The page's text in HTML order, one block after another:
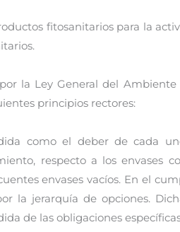
fitosanitarios para la
la Ley General del
principios rectores:
como el deber de cada
respecto a los envases
envases vacíos. En el
la jerarquía de opciones.
de las obligaciones